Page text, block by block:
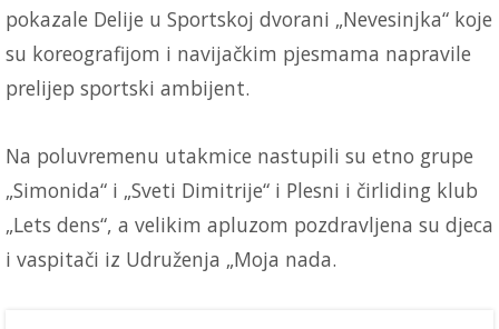
pokazale Delije u Sportskoj dvorani „Nevesinjka“ koje
su koreografijom i navijačkim pjesmama napravile
prelijep sportski ambijent.
Na poluvremenu utakmice nastupili su etno grupe
„Simonida“ i „Sveti Dimitrije“ i Plesni i čirliding klub
„Lets dens“, a velikim apluzom pozdravljena su djeca
i vaspitači iz Udruženja „Moja nada.